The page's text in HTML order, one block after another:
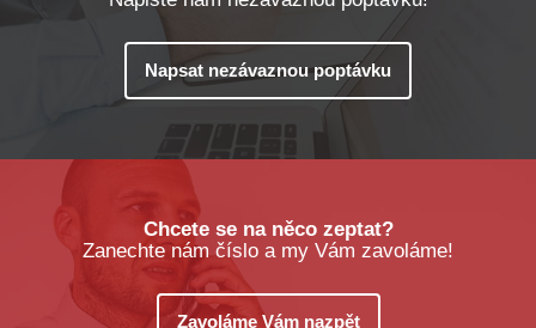
Napsat nezávaznou poptávku
Chcete se na něco zeptat?
Zanechte nám číslo a my Vám zavoláme!
Zavoláme Vám nazpět